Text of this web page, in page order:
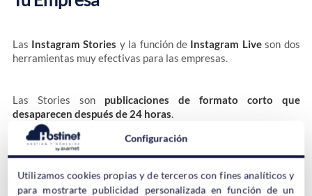
Las Instagram Stories y la función de Instagram Liveson dos
herramientas muy efectivas para las empresas.
Las Stories son publicaciones de formato corto que
desaparecen después de 24 horas
Son perfectas para compartir contenido rápido y atractivo,
como actualizaciones de productos, detrás de cámaras o
testimonios de clientes.
Configuración
Utilizamos cookies propias y de terceros con fines analíticos y
para mostrarte publicidad personalizada en función de un